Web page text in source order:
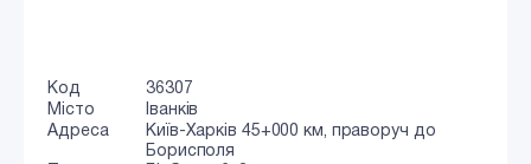
Код
36307
Місто
Іванків
Адреса
Київ-Харків 45+000 км, праворуч до
Борисполя